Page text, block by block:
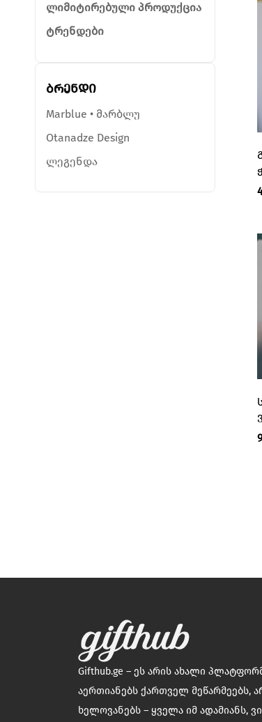
ლიმიტირებული პროდუქცია
ტრენდები
ბრენდი
Marblue • მარბლუ
Otanadze Design
ლეგენდა
Gifthub.ge – ეს არის ახალი
აერთიანებს ქართველ მეწარმეებს,
ხელოვანებს – ყველა იმ ადამიანს,